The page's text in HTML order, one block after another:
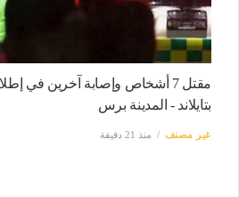
مقتل 7 أشخاص وإصابة آخرين في
بتايلاند - المدينة برس
غير مصنف منذ 21 دقيقة